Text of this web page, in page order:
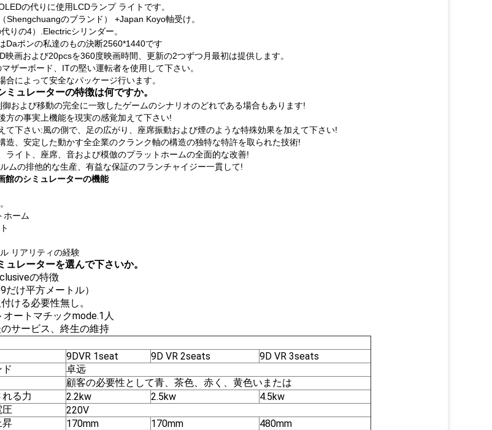
の代りに使用LCDランプ ライトです。
Shengchuangのブランド） +Japan Koyo軸受け。
りの4）.Electricシリンダー。
Daポンの私達のもの決断2560*1440です
映画および20pcsを360度映画時間、更新の2つずつ月最初は提供します。
ザーボード、ITの堅い運転者を使用して下さい。
合によって安全なパッケージ行います。
ミュレーターの特徴は何ですか。
および移動の完全に一致したゲームのシナリオのどれである場合もあります!
方の事実上機能を現実の感覚加えて下さい!
て下さい:風の側で、足の広がり、座席振動および煙のような特殊効果を加えて下さい!
造、安定した動かす全企業のクランク軸の構造の独特な特許を取られた技術!
ライト、座席、音および模倣のプラットホームの全面的な改善!
ムの排他的な生産、有益な保証のフランチャイジー一貫して!
館のシミュレーターの機能
ホーム
リアリティの経験
ュレーターを選んで下さいか。
の特徴
け平方メートル）
ける必要性無し。
ートマチックmode.1人
サービス、終生の維持
9DVR 1seat 9D VR 2seats
9D VR 3seats
卓远
顧客の必要性として青、茶色、赤く、黄色いまたは
る力
2.2kw 2.5kw
4.5kw
圧
220V
昇
170mm 170mm
480mm